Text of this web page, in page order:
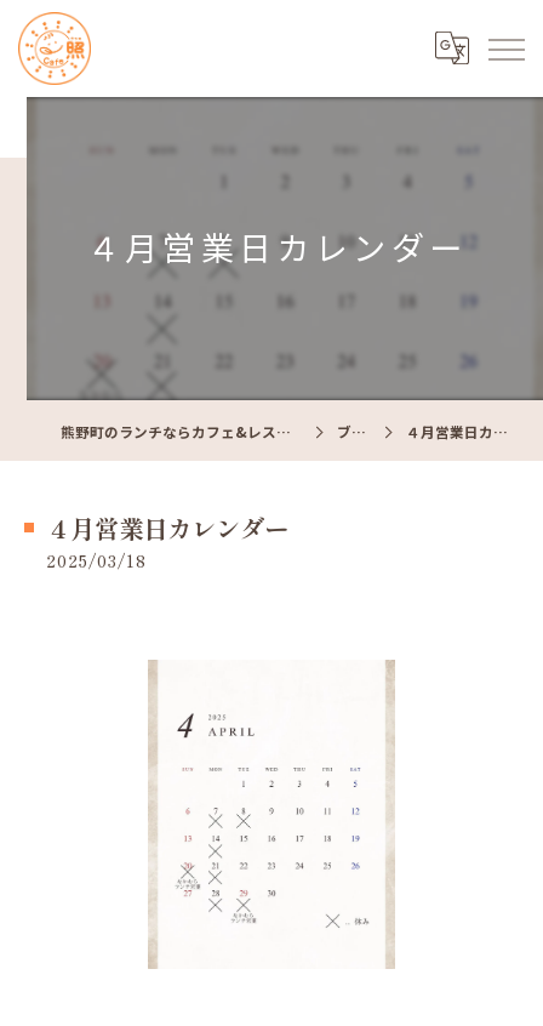
４月営業日カレンダー
熊野町のランチならカフェ&レストラン Cafe照 ブログ ４月営業日カレンダー
４月営業日カレンダー
2025/03/18